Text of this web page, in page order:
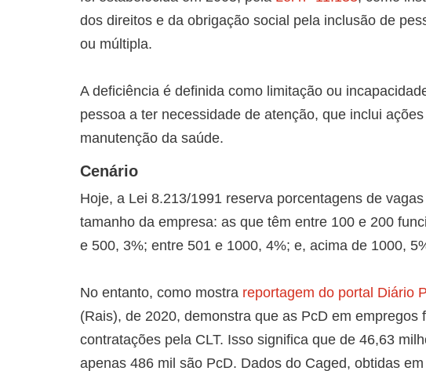
dos direitos e da obrigação social pela inclusão de
ou múltipla.
A deficiência é definida como limitação ou
pessoa a ter necessidade de atenção, que inclui
manutenção da saúde.
Cenário
Hoje, a Lei 8.213/1991 reserva porcentagens de
tamanho da empresa: as que têm entre 100 e 200
e 500, 3%; entre 501 e 1000, 4%; e, acima de 1000,
No entanto, como mostra reportagem do portal Diário
(Rais), de 2020, demonstra que as PcD em
contratações pela CLT. Isso significa que de 46,63
apenas 486 mil são PcD. Dados do Caged, obtidas